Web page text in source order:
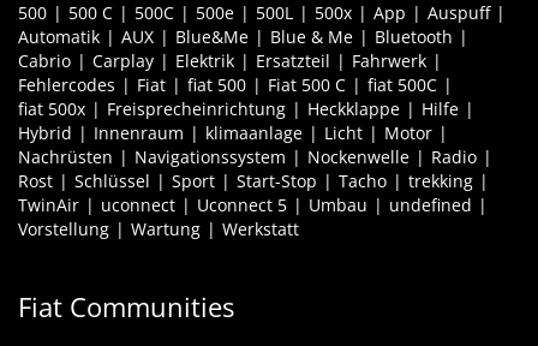
500 500 C 500C 500e 500L 500x App
Auspuff
Automatik
AUX Blue&Me Blue & Me
Bluetooth
Cabrio
Carplay Elektrik Ersatzteil
Fahrwerk
Fehlercodes
Fiat fiat 500 Fiat 500 C
fiat 500C
fiat 500x
Freisprecheinrichtung Heckklappe
Hilfe
Hybrid
Innenraum klimaanlage Licht
Motor
Nachrüsten
Navigationssystem Nockenwelle
Radio
Rost
Schlüssel Sport Start-Stop Tacho
trekking
TwinAir
uconnect Uconnect 5 Umbau
undefined
Vorstellung
Wartung Werkstatt
Fiat Communities